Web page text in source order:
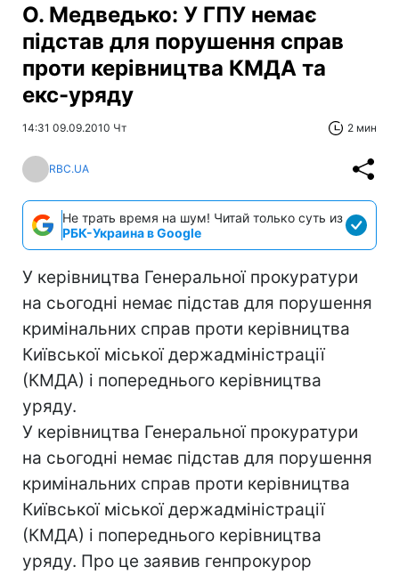
О. Медведько: У ГПУ немає
підстав для порушення справ
проти керівництва КМДА та
екс-уряду
14:31 09.09.2010 Чт 2 мин
RBC.UA
Не трать время на шум! Читай только суть из
РБК-Украина в Google
У керівництва Генеральної прокуратури
на сьогодні немає підстав для порушення
кримінальних справ проти керівництва
Київської міської держадміністрації
(КМДА) і попереднього керівництва
уряду.
У керівництва Генеральної прокуратури
на сьогодні немає підстав для порушення
кримінальних справ проти керівництва
Київської міської держадміністрації
(КМДА) і попереднього керівництва
уряду. Про це заявив генпрокурор